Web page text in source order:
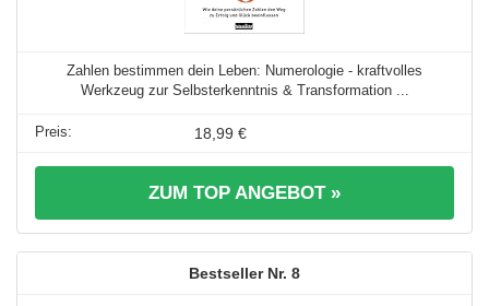
Zahlen bestimmen dein Leben: Numerologie - kraftvolles
Werkzeug zur Selbsterkenntnis & Transformation ...
18,99 €
ZUM TOP ANGEBOT »
8